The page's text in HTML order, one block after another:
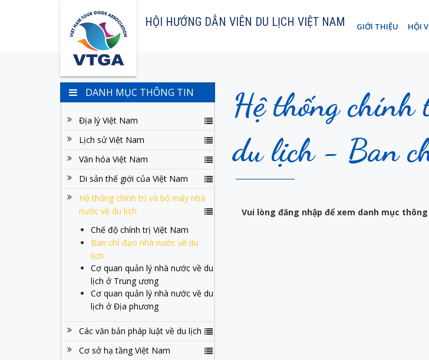
HỘI HƯỚNG DẪN VIÊN DU LỊCH VIỆT NAM GIỚI THIỆU HỘI
DANH MỤC THÔNG TIN
Địa lý Việt Nam
Lịch sử Việt Nam
Văn hóa Việt Nam
Di sản thế giới của Việt Nam
Hệ thống chính trị và bộ máy nhà
nước về du lịch
Chế độ chính trị Việt Nam
Ban chỉ đạo nhà nước về du
lịch
Cơ quan quản lý nhà nước về du
lịch ở Trung ương
Cơ quan quản lý nhà nước về du
lịch ở Địa phương
Các văn bản pháp luật về du lịch
Cơ sở hạ tầng Việt Nam
Hệ thống chính
du lịch - Ban
Vui lòng đăng nhập để xem danh mục